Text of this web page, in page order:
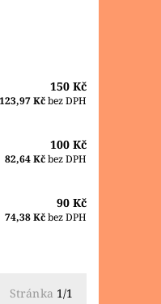
150 Kč
123,97 Kčbez DPH
100 Kč
82,64 Kčbez DPH
90 Kč
74,38 Kčbez DPH
Stránka 1/1